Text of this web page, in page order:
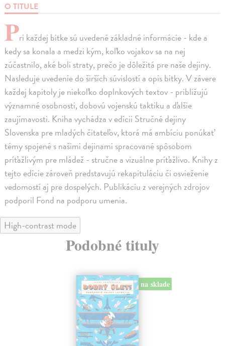
O TITULE
Pri každej bitke sú uvedené základné informácie - kde a
kedy sa konala a medzi kým, koľko vojakov sa na nej
zúčastnilo, aké boli straty, prečo je dôležitá pre naše dejiny.
Nasleduje uvedenie do širších súvislostí a opis bitky. V závere
každej kapitoly je niekoľko doplnkových textov - približujú
významné osobnosti, dobovú vojenskú taktiku a ďalšie
zaujímavosti. Kniha vychádza v edícii Stručné dejiny
Slovenska pre mladých čitateľov, ktorá má ambíciu ponúkať
témy spojené s našimi dejinami spracované spôsobom
príťažlivým pre mládež - stručne a vizuálne príťažlivo. Knihy z
tejto edície zároveň predstavujú rekapituláciu či osvieženie
vedomostí aj pre dospelých. Publikáciu z verejných zdrojov
podporil Fond na podporu umenia.
High-contrast mode
Podobné tituly
na sklade